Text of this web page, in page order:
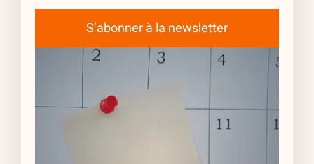
S’abonner à la newsletter